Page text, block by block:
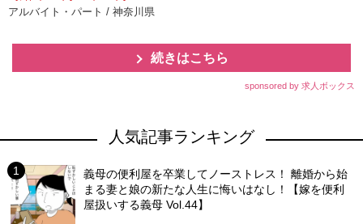
アルバイト・パート / 神奈川県
続きはこちら
sponsored by 求人ボックス
人気記事ランキング
義母の便利屋を卒業してノーストレス！ 離婚から始
まる妻と娘の新たな人生に悔いはなし！【嫁を便利
屋扱いする義母 Vol.44】